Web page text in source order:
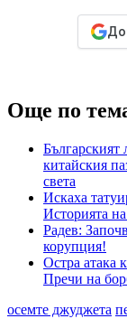
Още по
Българският
китайския
света
Искаха
Историята
Радев:
корупция!
Остра атака
Пречи на
осемте джуджета